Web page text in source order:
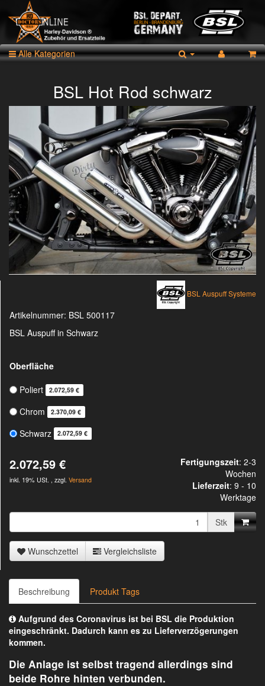
Alle Kategorien
BSL Hot Rod schwarz
BSL Auspuff Systeme
Artikelnummer: BSL 500117
BSL Auspuff in Schwarz
Oberfläche
Poliert
2.072,59 €
Chrom 2.370,09 €
Schwarz 2.072,59 €
2.072,59 €
inkl. 19% USt. , zzgl. Versand
Fertigungszeit: 2-3
Wochen
Lieferzeit: 9 - 10
Werktage
Stk
Wunschzettel Vergleichsliste
Beschreibung Produkt Tags
Aufgrund des Coronavirus ist bei BSL die Produktion
eingeschränkt. Dadurch kann es zu Lieferverzögerungen
kommen.
Die Anlage ist selbst tragend allerdings sind
beide Rohre hinten verbunden.